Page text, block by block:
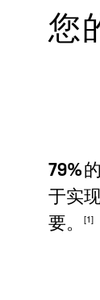
您
79%
于实
要。
[1]